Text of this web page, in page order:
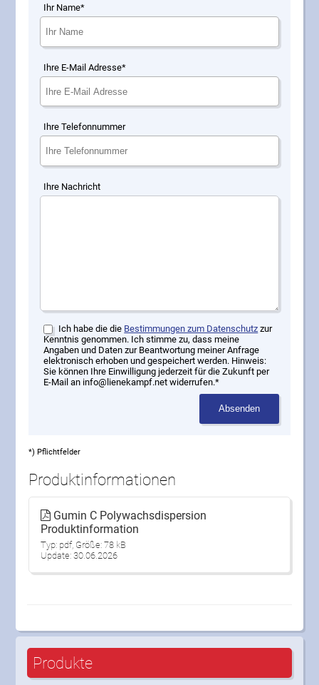
Ihr Name*
Ihre E-Mail Adresse*
Ihre Telefonnummer
Ihre Nachricht
Ich habe die die Bestimmungen zum Datenschutz zur
Kenntnis genommen. Ich stimme zu, dass meine
Angaben und Daten zur Beantwortung meiner Anfrage
elektronisch erhoben und gespeichert werden. Hinweis:
Sie können Ihre Einwilligung jederzeit für die Zukunft per
E-Mail an info@lienekampf.net widerrufen.*
Absenden
*) Pflichtfelder
Produktinformationen
Gumin C Polywachsdispersion
Produktinformation
Typ: pdf, Größe: 78 kB
Update: 30.06.2026
Produkte